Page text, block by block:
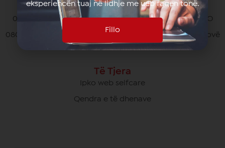
Kujdesi Ndaj Klientëve të Biznesit
049/700 900 pa pagesë për thirrjet brenda rrjetit IPKO
080070000 pa pagesë nga të gjithë operatorët në Kosovë
Të Tjera
Ipko web selfcare
Qendra e të dhenave
eksperiencën tuaj në lidhje me ueb faqen tonë.
Fillo